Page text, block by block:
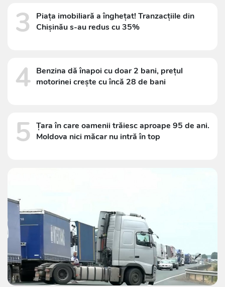
3
Piața imobiliară a înghețat! Tranzacțiile din
Chișinău s-au redus cu 35%
4 Benzina dă înapoi cu doar 2 bani, prețul
motorinei crește cu încă 28 de bani
5 Țara în care oamenii trăiesc aproape 95 de ani.
Moldova nici măcar nu intră în top